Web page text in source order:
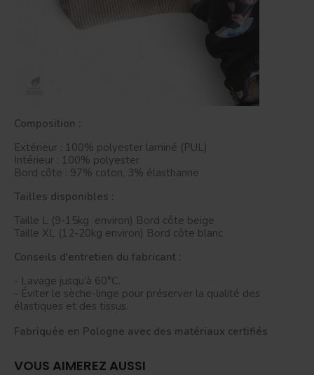
Composition :
Extérieur : 100% polyester laminé (PUL)
Intérieur : 100% polyester
Bord côte : 97% coton, 3% élasthanne
Tailles disponibles :
Taille L (9-15kg environ) Bord côte beige
Taille XL (12-20kg environ) Bord côte blanc
Conseils d'entretien du fabricant :
- Lavage jusqu’à 60°C.
- Éviter le sèche-linge pour préserver la qualité des
élastiques et des tissus.
Fabriquée en Pologne avec des matériaux certifiés
VOUS AIMEREZ AUSSI